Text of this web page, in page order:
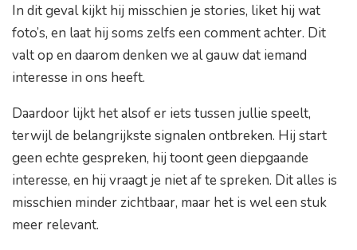
In dit geval kijkt hij misschien je stories, liket hij wat
foto’s, en laat hij soms zelfs een comment achter. Dit
valt op en daarom denken we al gauw dat iemand
interesse in ons heeft.
Daardoor lijkt het alsof er iets tussen jullie speelt,
terwijl de belangrijkste signalen ontbreken. Hij start
geen echte gespreken, hij toont geen diepgaande
interesse, en hij vraagt je niet af te spreken. Dit alles is
misschien minder zichtbaar, maar het is wel een stuk
meer relevant.